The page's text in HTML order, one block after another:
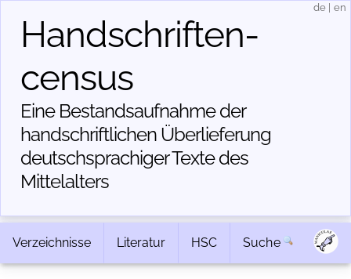
Handschriften­
census
Eine Bestandsaufnahme der
handschriftlichen Über­lieferung
deutschsprachiger Texte des
Mittelalters
de en
Verzeichnisse Literatur HSC Suche